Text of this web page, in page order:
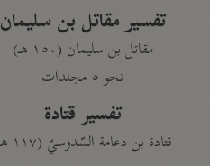
تفسير مقاتل بن سليمان
مقاتل بن سليمان (١٥٠ هـ)
نحو ٥ مجلدات
تفسير قتادة
قتادة بن دعامة السّدوسيّ (١١٧ هـ)